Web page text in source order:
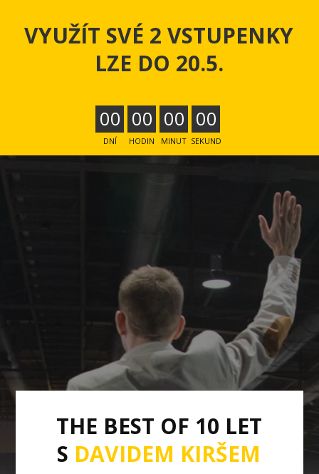
VYUŽÍT SVÉ 2 VSTUPENKY
LZE DO 20.5.
00
DNÍ
00
HODIN
00
MINUT
00
SEKUND
THE BEST OF 10 LET
S DAVIDEM KIRŠEM